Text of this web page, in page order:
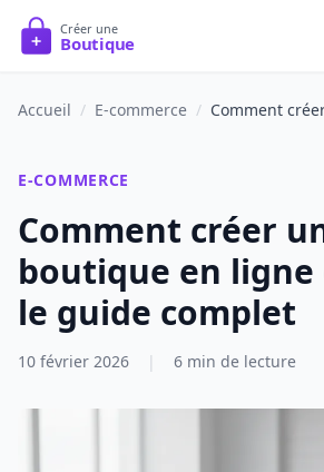
Accueil / E-commerce /
E-COMMERCE
Comment créer
boutique en ligne
le guide complet
10 février 2026 | 6 min de lecture